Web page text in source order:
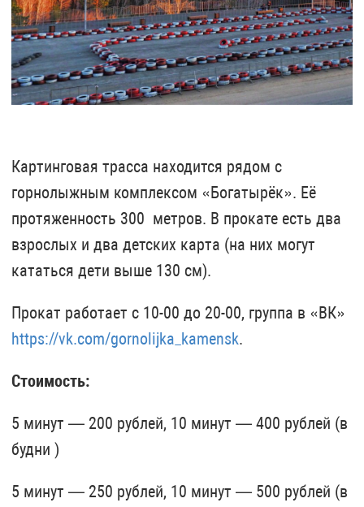
Картинговая трасса находится рядом с
горнолыжным комплексом «Богатырёк». Её
протяженность 300 метров. В прокате есть два
взрослых и два детских карта (на них могут
кататься дети выше 130 см).
Прокат работает с 10-00 до 20-00, группа в «ВК»
https://vk.com/gornolijka_kamensk.
Стоимость:
5 минут — 200 рублей, 10 минут — 400 рублей (в
будни )
5 минут — 250 рублей, 10 минут — 500 рублей (в